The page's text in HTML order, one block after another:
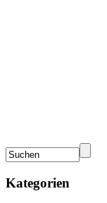
Kategorien